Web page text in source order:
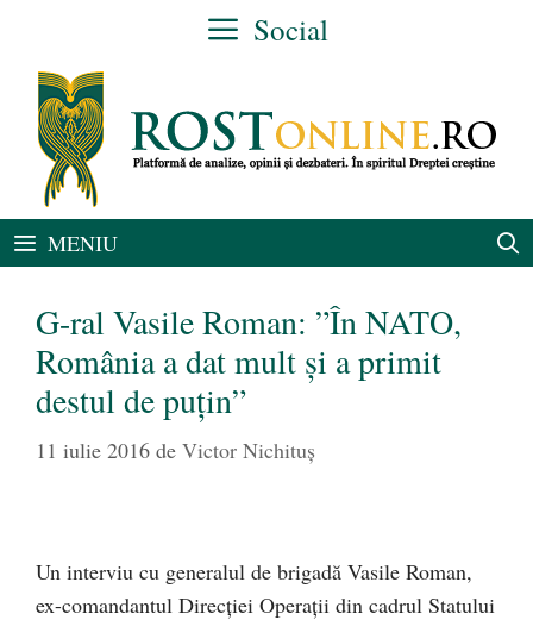
conținut
Social
MENIU
G-ral Vasile Roman: ”În NATO,
România a dat mult și a primit
destul de puțin”
11 iulie 2016 de Victor Nichituș
Un interviu cu generalul de brigadă Vasile Roman,
ex-comandantul Direcției Operații din cadrul Statului